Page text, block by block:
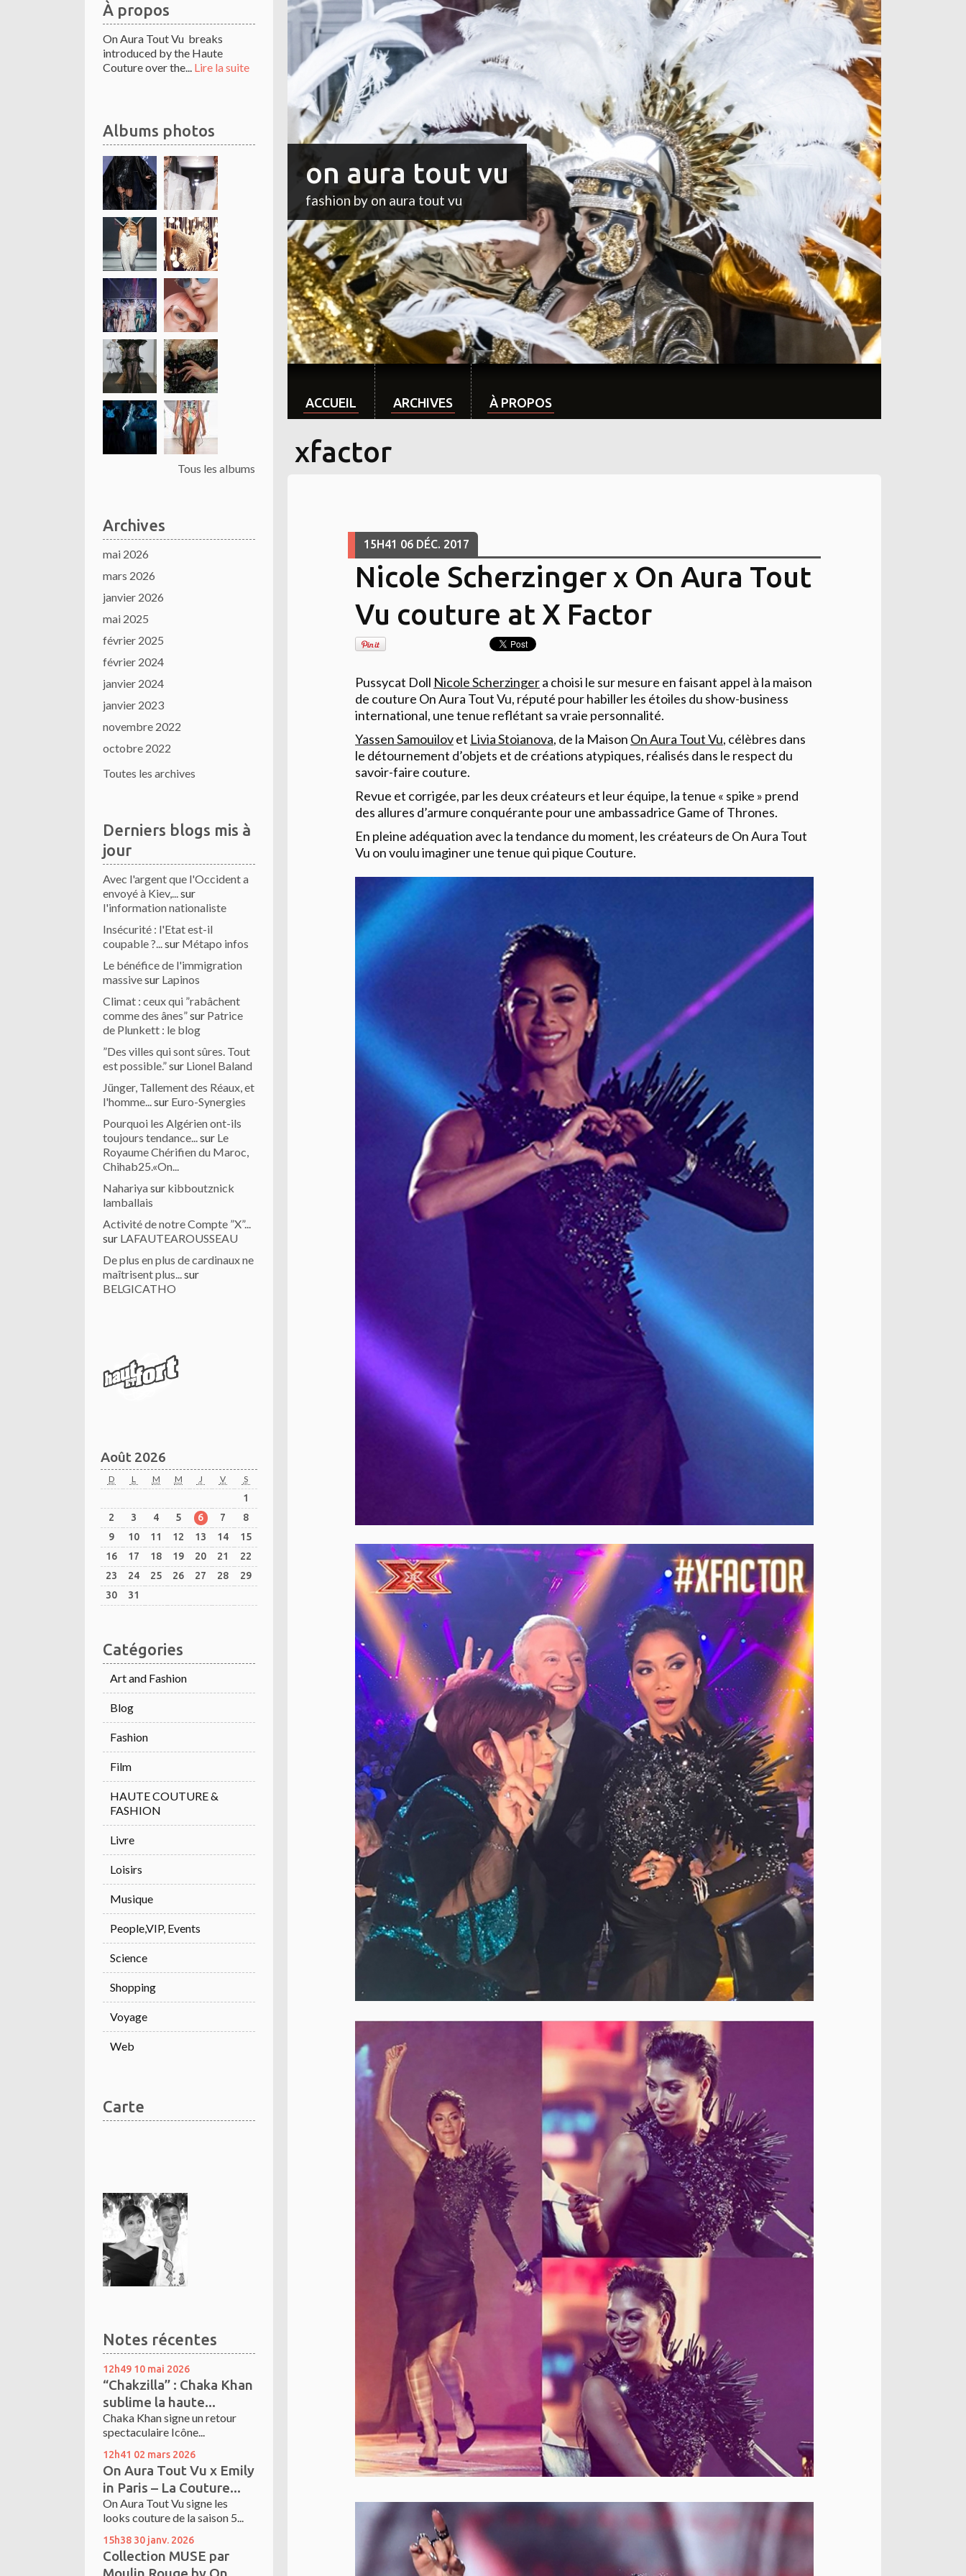
À propos
On Aura Tout Vu breaks
introduced by the Haute
Couture over the... Lire la suite
Albums photos
Tous les albums
Archives
mai 2026
mars 2026
janvier 2026
mai 2025
février 2025
février 2024
janvier 2024
janvier 2023
novembre 2022
octobre 2022
Toutes les archives
Derniers blogs mis à
jour
Avec l'argent que l'Occident a
envoyé à Kiev,...sur
l'information nationaliste
Insécurité : l'Etat est-il
coupable ?...sur Métapo infos
Le bénéfice de l'immigration
massivesur Lapinos
Climat : ceux qui ”rabâchent
comme des ânes”sur Patrice
de Plunkett : le blog
”Des villes qui sont sûres. Tout
est possible.”sur Lionel Baland
Jünger, Tallement des Réaux, et
l'homme...sur Euro-Synergies
Pourquoi les Algérien ont-ils
toujours tendance...sur Le
Royaume Chérifien du Maroc,
Chihab25.«On...
Nahariyasur kibboutznick
lamballais
Activité de notre Compte ”X”...
sur LAFAUTEAROUSSEAU
De plus en plus de cardinaux ne
maîtrisent plus...sur
BELGICATHO
Août 2026
D L M M J V S
1
2
3 4 5 6 7
8
9
10 11 12 13 14
15
16
17 18 19 20 21
22
23
24 25 26 27 28
29
30
31
Catégories
Art and Fashion
Blog
Fashion
Film
HAUTE COUTURE &
FASHION
Livre
Loisirs
Musique
People,VIP, Events
Science
Shopping
Voyage
Web
Carte
Notes récentes
12h49 10 mai 2026
“Chakzilla” : Chaka Khan
sublime la haute...
Chaka Khan signe un retour
spectaculaire Icône...
12h41 02 mars 2026
On Aura Tout Vu x Emily
in Paris – La Couture...
On Aura Tout Vu signe les
looks couture de la saison 5...
15h38 30 janv. 2026
Collection MUSE par
on aura tout vu
fashion by on aura tout vu
ACCUEIL ARCHIVES À PROPOS
xfactor
15H41 06 DÉC. 2017
Nicole Scherzinger x On Aura Tout
Vu couture at X Factor
Pussycat Doll Nicole Scherzingera choisi le sur mesure en faisant appel à la maison
de couture On Aura Tout Vu, réputé pour habiller les étoiles du show-business
international, une tenue reflétant sa vraie personnalité.
Yassen Samouilovet Livia Stoianova, de la Maison On Aura Tout Vu, célèbres dans
le détournement d’objets et de créations atypiques, réalisés dans le respect du
savoir-faire couture.
Revue et corrigée, par les deux créateurs et leur équipe, la tenue « spike » prend
des allures d’armure conquérante pour une ambassadrice Game of Thrones.
En pleine adéquation avec la tendance du moment, les créateurs de On Aura Tout
Vu on voulu imaginer une tenue qui pique Couture.